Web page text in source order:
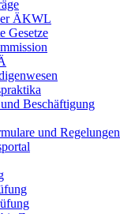
ÄKWL
Gesetze
Beschäftigung
und Regelungen